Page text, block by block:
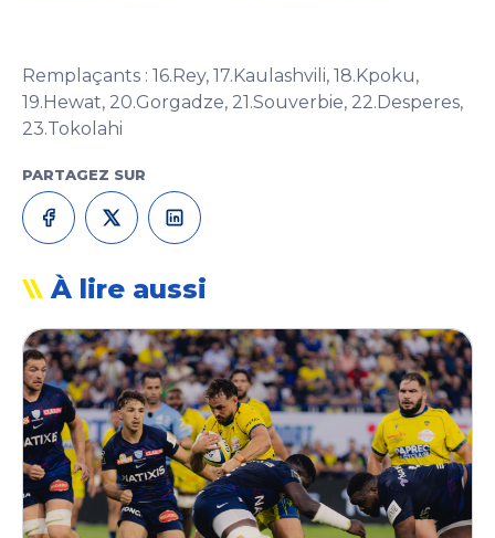
PARTAGEZ SUR
Remplaçants : 16.Rey, 17.Kaulashvili, 18.Kpoku,
19.Hewat, 20.Gorgadze, 21.Souverbie, 22.Desperes,
23.Tokolahi
À lire aussi